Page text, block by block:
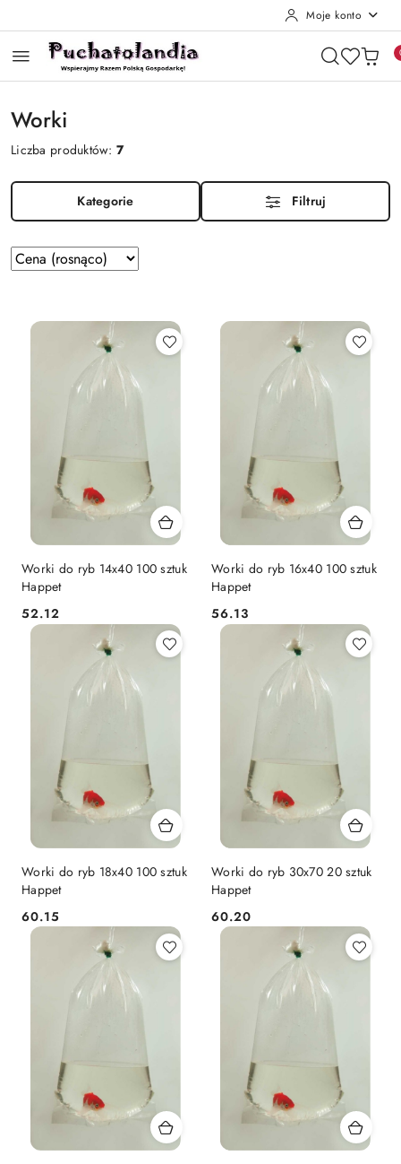
Moje konto
Worki
Liczba produktów:7
Kategorie Filtruj
Zastosowano
sortowanie:
(rosnąco).
Sortuj
według
Worki do ryb 14x40 100 sztuk
Happet
Cena:
52.12
Worki do ryb 16x40 100 sztuk
Happet
Cena:
56.13
Worki do ryb 18x40 100 sztuk
Happet
Cena:
60.15
Worki do ryb 30x70 20 sztuk
Happet
Cena:
60.20